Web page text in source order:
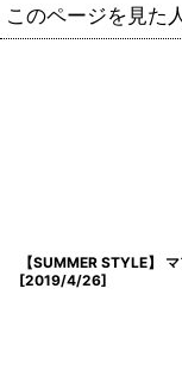
このページを見た
【SUMMER STYLE】
[2019/4/26]